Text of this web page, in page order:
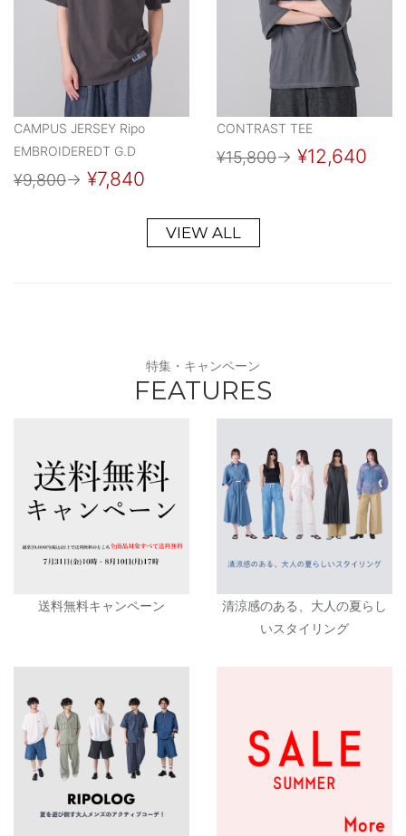
CAMPUS JERSEY Ripo
EMBROIDEREDT G.D
¥9,800→ ¥7,840
CONTRAST TEE
¥15,800→ ¥12,640
VIEW ALL
特集・キャンペーン
FEATURES
送料無料キャンペーン
清涼感のある、大人の夏らし
いスタイリング